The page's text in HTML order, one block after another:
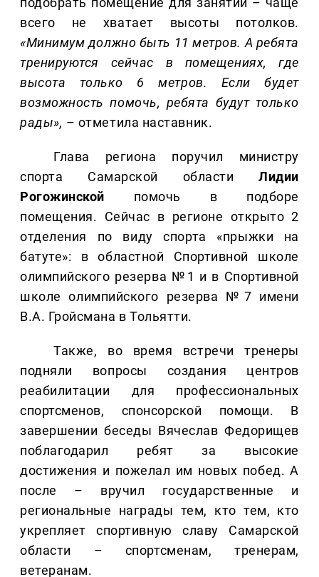
всего не хватает высоты потолков.
«Минимум должно быть 11 метров. А ребята
тренируются сейчас в помещениях, где
высота только 6 метров. Если будет
возможность помочь, ребята будут только
рады», – отметила наставник.
Глава региона поручил министру
спорта Самарской областиЛидии
Рогожинской помочь в подборе
помещения. Сейчас в регионе открыто 2
отделения по виду спорта «прыжки на
батуте»: в областной Спортивной школе
олимпийского резерва №1 и в Спортивной
школе олимпийского резерва №7 имени
В.А. Гройсмана в Тольятти.
Также, во время встречи тренеры
подняли вопросы создания центров
реабилитации для профессиональных
спортсменов, спонсорской помощи. В
завершении беседы Вячеслав Федорищев
поблагодарил ребят за высокие
достижения и пожелал им новых побед. А
после – вручил государственные и
региональные награды тем, кто тем, кто
укрепляет спортивную славу Самарской
области – спортсменам, тренерам,
ветеранам.